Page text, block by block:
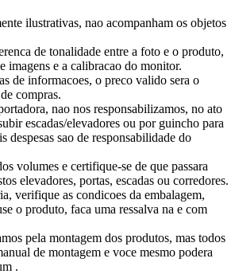
ilustrativas, nao acompanham os objetos
de tonalidade entre a foto e o produto,
imagens e a calibracao do monitor.
de informacoes, o preco valido sera o
compras.
nao nos responsabilizamos, no ato
escadas/elevadores ou por guincho para
despesas sao de responsabilidade do
volumes e certifique-se de que passara
elevadores, portas, escadas ou corredores.
verifique as condicoes da embalagem,
o produto, faca uma ressalva na e com
pela montagem dos produtos, mas todos
de montagem e voce mesmo podera
.